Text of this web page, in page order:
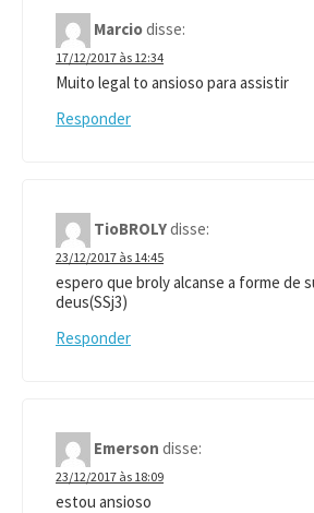
Marciodisse:
17/12/2017 às 12:34
Muito legal to ansioso para assistir
Responder
TioBROLYdisse:
23/12/2017 às 14:45
espero que broly alcanse a forme de
deus(SSj3)
Responder
Emerson disse:
23/12/2017 às 18:09
estou ansioso